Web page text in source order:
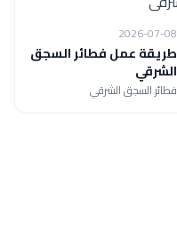
2026-07-08
طريقة عمل فطائر السجق
الشرقي
فطائر السجق الشرقي